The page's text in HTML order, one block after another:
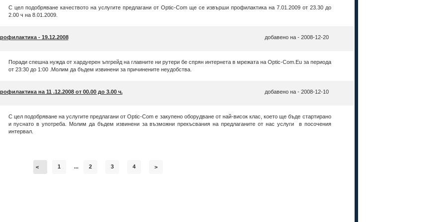
С цел подобряване качеството на услугите предлагани от Optic-Com ще се извърши профилактика на 7.01.2009 от 23.30 до
2.00 ч на 8.01.2009.
- 19.12.2008 добавено на - 2008-12-20
Поради спешна нужда от хардуерен ъпгрейд на главните ни рутери бе спрян интернета в мрежата на Optic-Com.Eu за периода
от 23:30 до 1:00 .Молим да бъдем извинени за причинените неудобства.
на 11 .12.2008 от 00.00 до 3.00 ч. добавено на - 2008-12-10
С цел подобряване на услугите предлагани от Optic-Com е закупено оборудване от най-висок клас, което ще бъде стартирано
и пуснато в употреба. Молим да бъдем извинени за възможни прекъсвания на предлаганите от нас услуги в посочения
интервал.
< 1 ... 2 3 4 >